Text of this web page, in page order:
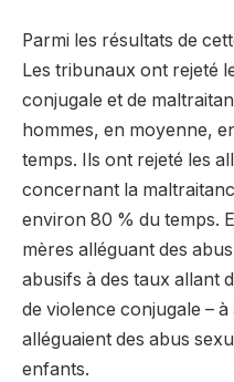
Parmi les résultats de
Les tribunaux ont rejeté
conjugale et de
hommes, en moyenne,
temps. Ils ont rejeté les
concernant la
environ 80 % du temps.
mères alléguant des
abusifs à des taux allant
de violence conjugale –
alléguaient des abus
enfants.